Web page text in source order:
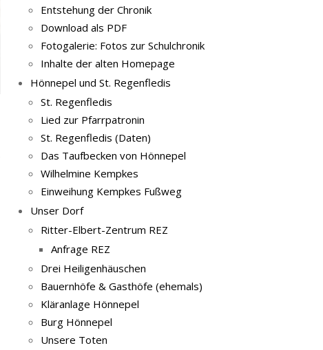
Entstehung der Chronik
Download als PDF
Fotogalerie: Fotos zur Schulchronik
Inhalte der alten Homepage
Hönnepel und St. Regenfledis
St. Regenfledis
Lied zur Pfarrpatronin
St. Regenfledis (Daten)
Das Taufbecken von Hönnepel
Wilhelmine Kempkes
Einweihung Kempkes Fußweg
Unser Dorf
Ritter-Elbert-Zentrum REZ
Anfrage REZ
Drei Heiligenhäuschen
Bauernhöfe & Gasthöfe (ehemals)
Kläranlage Hönnepel
Burg Hönnepel
Unsere Toten